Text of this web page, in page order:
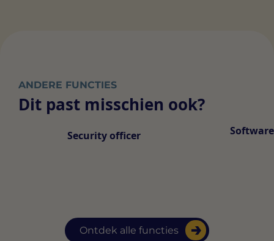
ANDERE FUNCTIES
Dit past misschien ook?
Ontdek alle functies
Security officer